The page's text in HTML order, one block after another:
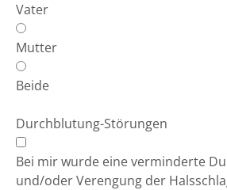
Vater
Mutter
Beide
Durchblutung-Störungen
Bei mir wurde eine verminderte
und/oder Verengung der